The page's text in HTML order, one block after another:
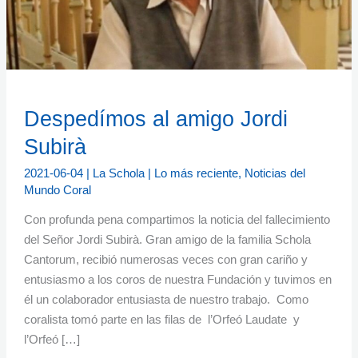
Despedímos al amigo Jordi
Subirà
2021-06-04 La Schola Lo más reciente, Noticias del
Mundo Coral
Con profunda pena compartimos la noticia del fallecimiento
del Señor Jordi Subirà. Gran amigo de la familia Schola
Cantorum, recibió numerosas veces con gran cariño y
entusiasmo a los coros de nuestra Fundación y tuvimos en
él un colaborador entusiasta de nuestro trabajo. Como
coralista tomó parte en las filas de l’Orfeó Laudate y
l’Orfeó […]